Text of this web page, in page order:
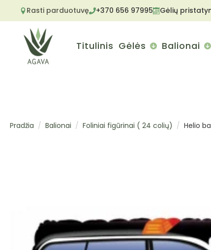
Rasti parduotuvę +370 656 97995 Gėlių
Titulinis Gėlės Balionai
Pradžia Balionai Foliniai figūrinai ( 24 colių) Helio